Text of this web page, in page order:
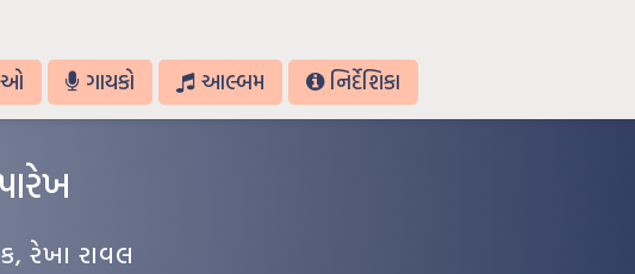
ગાયકો આલ્બમ નિર્દેશિકા
, રેખા રાવલ